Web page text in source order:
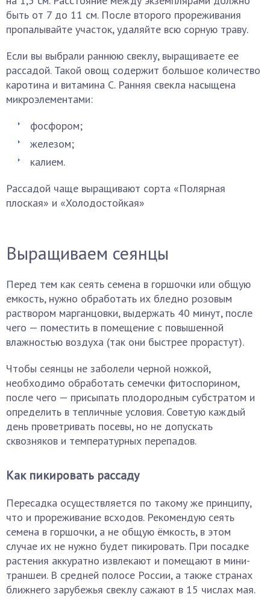
быть от 7 до 11 см. После второго прореживания
пропалывайте участок, удаляйте всю сорную траву.
Если вы выбрали раннюю свеклу, выращиваете ее
рассадой. Такой овощ содержит большое количество
каротина и витамина C. Ранняя свекла насыщена
микроэлементами:
фосфором;
железом;
калием.
Рассадой чаще выращивают сорта «Полярная
плоская» и «Холодостойкая»
Выращиваем сеянцы
Перед тем как сеять семена в горшочки или общую
емкость, нужно обработать их бледно розовым
раствором марганцовки, выдержать 40 минут, после
чего — поместить в помещение с повышенной
влажностью воздуха (так они быстрее прорастут).
Чтобы сеянцы не заболели черной ножкой,
необходимо обработать семечки фитоспорином,
после чего — присыпать плодородным субстратом и
определить в тепличные условия. Советую каждый
день проветривать посевы, но не допускать
сквозняков и температурных перепадов.
Как пикировать рассаду
Пересадка осуществляется по такому же принципу,
что и прореживание всходов. Рекомендую сеять
семена в горшочки, а не общую ёмкость, в этом
случае их не нужно будет пикировать. При посадке
растения аккуратно извлекают и помещают в мини-
траншеи. В средней полосе России, а также странах
ближнего зарубежья свеклу сажают в 15 числах мая.